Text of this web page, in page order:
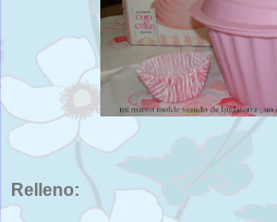
Relleno: